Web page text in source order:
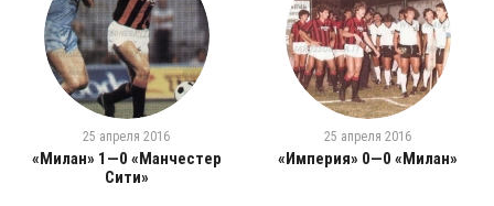
25 апреля 2016
«Милан» 1—0 «Манчестер
Сити»
25 апреля 2016
«Империя» 0—0 «Милан»